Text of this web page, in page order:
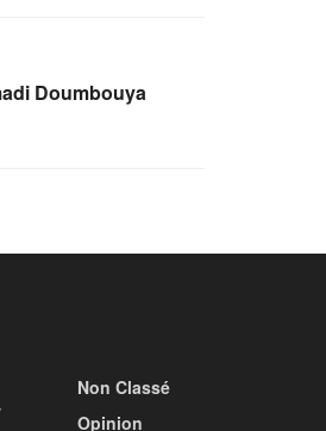
Doumbouya
Non Classé
Opinion